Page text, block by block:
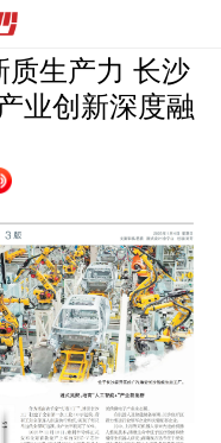
质生产力 长沙
业创新深度融